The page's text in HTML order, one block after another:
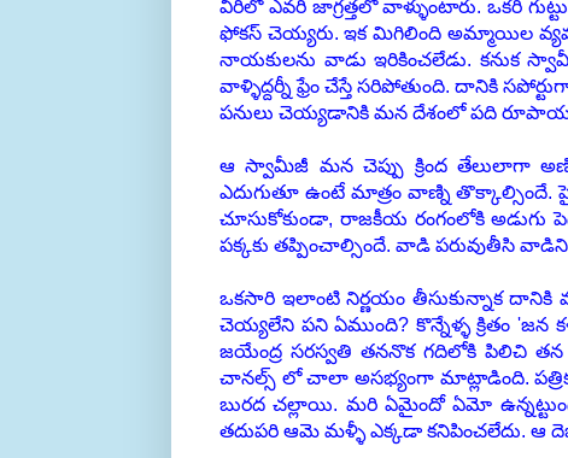
వీరిలో ఎవరి జాగ్రత్తలో వాళ్ళుంటారు. ఒకరి
ఫోకస్ చెయ్యరు. ఇక మిగిలింది అమ్మాయిల
నాయకులను వాడు ఇరికించలేడు. కనుక
వాళ్ళిద్దర్నీ ఫ్రేం చేస్తే సరిపోతుంది. దానికి
పనులు చెయ్యడానికి మన దేశంలో పది
ఆ స్వామీజీ మన చెప్పు క్రింద తేలులాగా
ఎదుగుతూ ఉంటే మాత్రం వాణ్ని
చూసుకోకుండా, రాజకీయ రంగంలోకి అడుగు
పక్కకు తప్పించాల్సిందే. వాడి పరువుతీసి
ఒకసారి ఇలాంటి నిర్ణయం తీసుకున్నాక దానికి
చెయ్యలేని పని ఏముంది? కొన్నేళ్ళ క్రితం 'జన
జయేంద్ర సరస్వతి తననొక గదిలోకి పిలిచి
చానల్స్ లో చాలా అసభ్యంగా మాట్లాడింది.
బురద చల్లాయి. మరి ఏమైందో ఏమో
తదుపరి ఆమె మళ్ళీ ఎక్కడా కనిపించలేదు. ఆ